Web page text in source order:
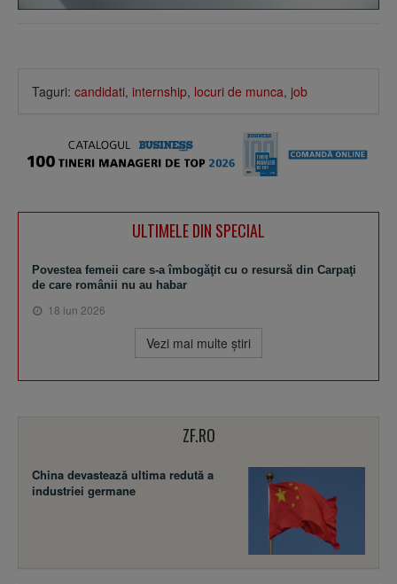
Taguri: candidati, internship, locuri de munca, job
ULTIMELE DIN SPECIAL
Povestea femeii care s-a îmbogăţit cu o resursă din Carpaţi
de care românii nu au habar
18 iun 2026
Vezi mai multe ştiri
ZF.RO
China devastează ultima redută a
industriei germane